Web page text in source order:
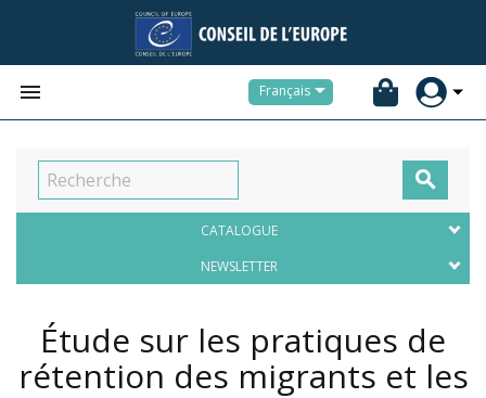
 Français

CATALOGUE
NEWSLETTER
Étude sur les pratiques de
rétention des migrants et les